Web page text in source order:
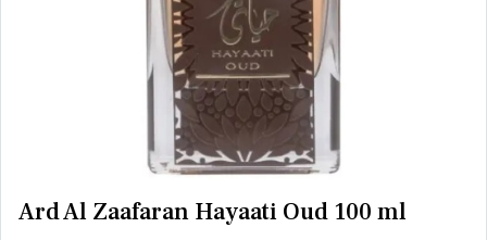
Ard Al Zaafaran Hayaati Oud 100 ml